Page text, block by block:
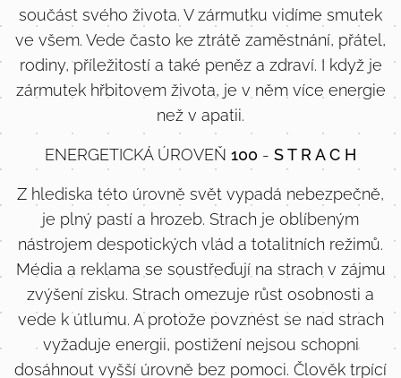
součást svého života. V zármutku vidíme smutek
ve všem. Vede často ke ztrátě zaměstnání, přátel,
rodiny, příležitostí a také peněz a zdraví. I když je
zármutek hřbitovem života, je v něm více energie
než v apatii.
ENERGETICKÁ ÚROVEŇ 100 - S T R A C H
Z hlediska této úrovně svět vypadá nebezpečně,
je plný pastí a hrozeb. Strach je oblíbeným
nástrojem despotických vlád a totalitních režimů.
Média a reklama se soustřeďují na strach v zájmu
zvýšení zisku. Strach omezuje růst osobnosti a
vede k útlumu. A protože povznést se nad strach
vyžaduje energii, postižení nejsou schopni
dosáhnout vyšší úrovně bez pomoci. Člověk trpící